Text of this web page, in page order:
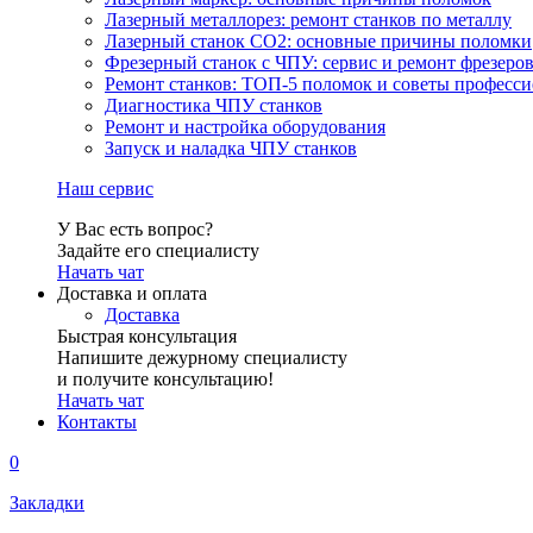
Лазерный металлорез: ремонт станков по металлу
Лазерный станок СО2: основные причины поломки
Фрезерный станок с ЧПУ: сервис и ремонт фрезеров
Ремонт станков: ТОП-5 поломок и советы
Диагностика ЧПУ станков
Ремонт и настройка оборудования
Запуск и наладка ЧПУ станков
Наш сервис
У Вас есть вопрос?
Задайте его специалисту
Начать чат
Доставка и оплата
Доставка
Быстрая консультация
Напишите дежурному специалисту
и получите консультацию!
Начать чат
Контакты
0
Закладки